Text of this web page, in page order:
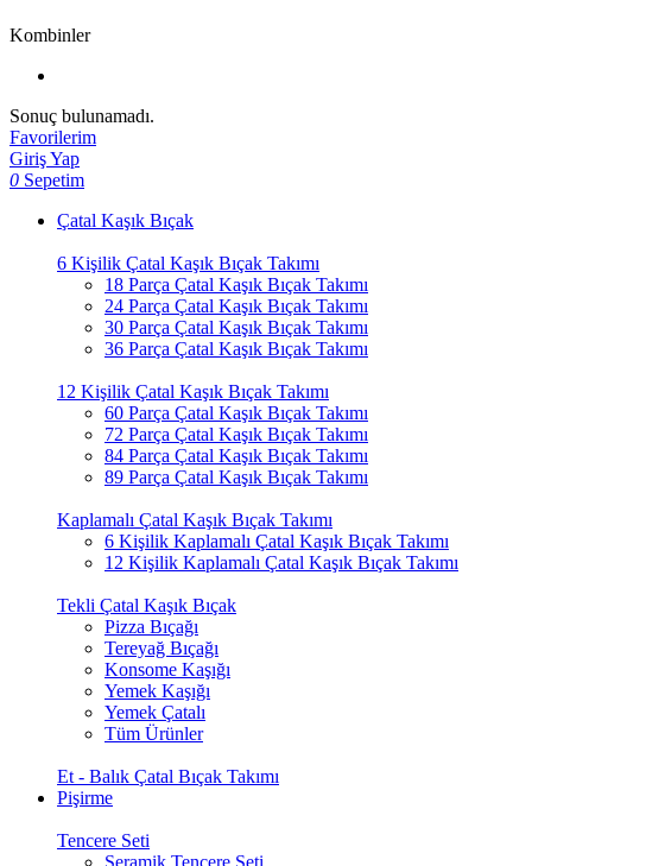
Kombinler
Sonuç bulunamadı.
Favorilerim
Giriş Yap
0 Sepetim
Çatal Kaşık Bıçak
6 Kişilik Çatal Kaşık Bıçak Takımı
18 Parça Çatal Kaşık Bıçak Takımı
24 Parça Çatal Kaşık Bıçak Takımı
30 Parça Çatal Kaşık Bıçak Takımı
36 Parça Çatal Kaşık Bıçak Takımı
12 Kişilik Çatal Kaşık Bıçak Takımı
60 Parça Çatal Kaşık Bıçak Takımı
72 Parça Çatal Kaşık Bıçak Takımı
84 Parça Çatal Kaşık Bıçak Takımı
89 Parça Çatal Kaşık Bıçak Takımı
Kaplamalı Çatal Kaşık Bıçak Takımı
6 Kişilik Kaplamalı Çatal Kaşık Bıçak Takımı
12 Kişilik Kaplamalı Çatal Kaşık Bıçak Takımı
Tekli Çatal Kaşık Bıçak
Pizza Bıçağı
Tereyağ Bıçağı
Konsome Kaşığı
Yemek Kaşığı
Yemek Çatalı
Tüm Ürünler
Et - Balık Çatal Bıçak Takımı
Pişirme
Tencere Seti
Seramik Tencere Seti